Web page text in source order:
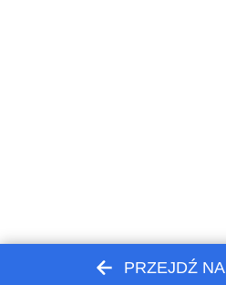
PRZEJDŹ NA